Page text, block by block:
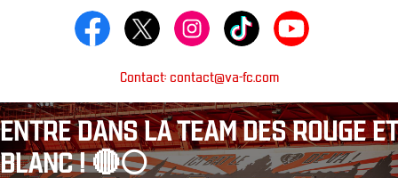
Contact: contact@va-fc.com
ENTRE DANS LA TEAM DES ROUGE ET
BLANC ! 🔴⚪️